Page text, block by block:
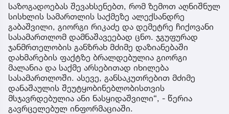
საზოგადოებას შევახსენებთ, რომ ზემოთ აღნიშნულ
სისხლის სამართლის საქმეზე ალექსანდრე
გაბაშვილი, გიორგი რიკაძე და დემეტრე ჩიქოვანი
სასამართლომ დამნაშავეებად ცნო. ჯგუფურად
ჯანმრთელობის განზრახ მძიმე დაზიანებაში
დახმარების ფაქტზე ბრალდებულია გიორგი
მალანია და საქმე არსებითად იხილება
სასამართლოში. ასევე, განსაკუთრებით მძიმე
დანაშაულის შეუტყობინებლობისთვის
მსჯავრდებულია ანი ნასყიდაშვილი“, - წერია
გავრცელებულ ინფორმაციაში.